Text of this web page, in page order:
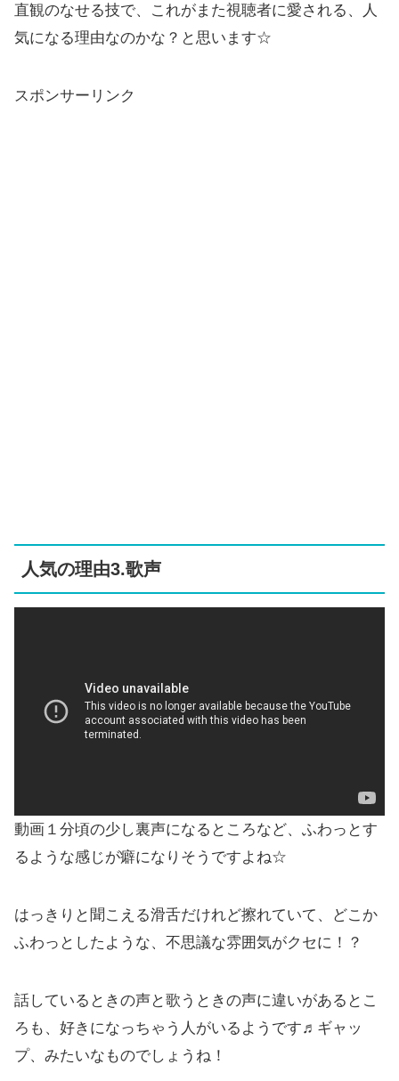
直観のなせる技で、これがまた視聴者に愛される、人
気になる理由なのかな？と思います☆
スポンサーリンク
人気の理由3.歌声
動画１分頃の少し裏声になるところなど、ふわっとす
るような感じが癖になりそうですよね☆
はっきりと聞こえる滑舌だけれど擦れていて、どこか
ふわっとしたような、不思議な雰囲気がクセに！？
話しているときの声と歌うときの声に違いがあるとこ
ろも、好きになっちゃう人がいるようです♬ギャッ
プ、みたいなものでしょうね！